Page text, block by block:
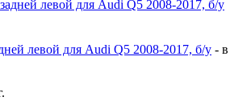
левой для Audi Q5 2008-2017, б/у - в